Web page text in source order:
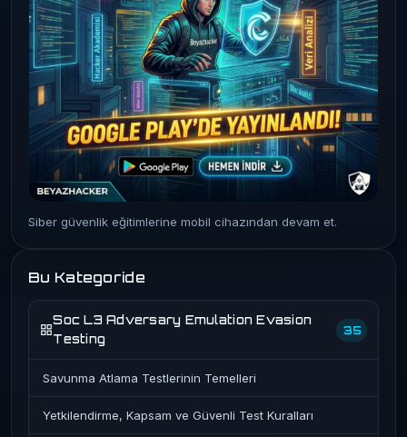
Siber güvenlik eğitimlerine mobil cihazından devam et.
Bu Kategoride
Soc L3 Adversary Emulation Evasion
Testing
35
Savunma Atlama Testlerinin Temelleri
Yetkilendirme, Kapsam ve Güvenli Test Kuralları